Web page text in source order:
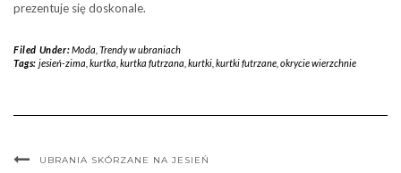
prezentuje się doskonale.
Filed Under:Moda Trendy w ubraniach
Tags: jesień-zima kurtka kurtka futrzana kurtki, kurtki futrzane, okrycie wierzchnie
UBRANIA SKÓRZANE NA JESIEŃ